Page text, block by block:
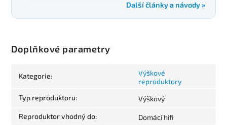
Další články a návody »
Doplňkové parametry
Kategorie:
Výškové
reproduktory
Typ reproduktoru: Výškový
Reproduktor vhodný do: Domácí hifi